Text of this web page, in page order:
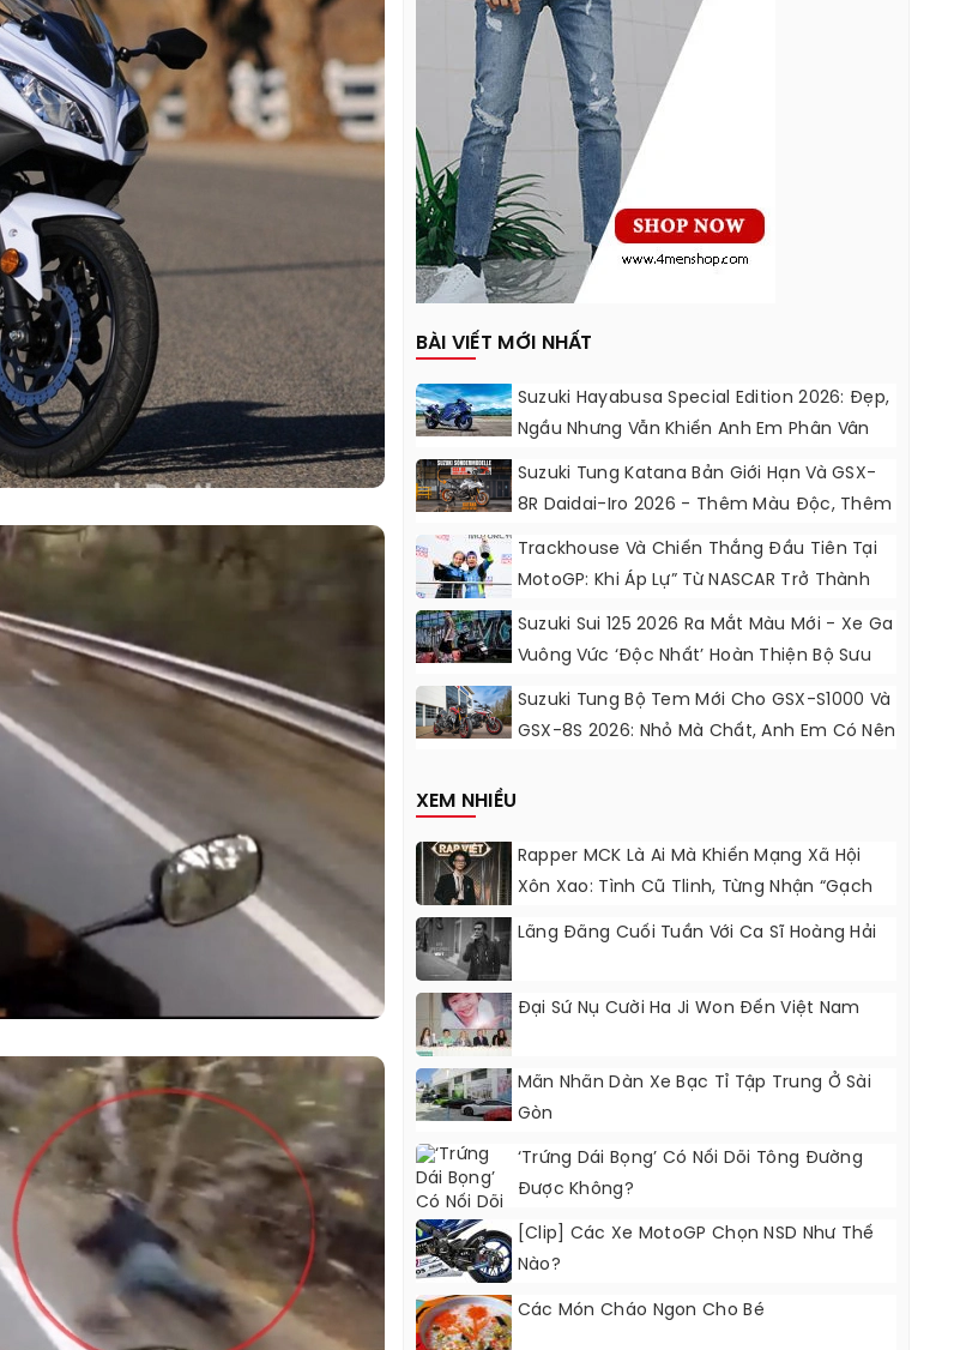
BÀI VIẾT MỚI NHẤT
Suzuki Hayabusa Special Edition 2026: Đẹp,
Ngầu Nhưng Vẫn Khiến Anh Em Phân Vân
Suzuki Tung Katana Bản Giới Hạn Và GSX-
8R Daidai-Iro 2026 - Thêm Màu Độc, Thêm
Đồ Chơi, Thêm Cá Tính
Trackhouse Và Chiến Thắng Đầu Tiên Tại
MotoGP: Khi Áp Lự” Từ NASCAR Trở Thành
Động Lực Ngọt Ngào
Suzuki Sui 125 2026 Ra Mắt Màu Mới - Xe Ga
Vuông Vức ‘độc Nhất’ Hoàn Thiện Bộ Sưu
Tập 7 Sắc Cầu Vồng
Suzuki Tung Bộ Tem Mới Cho GSX-S1000 Và
GSX-8S 2026: Nhỏ Mà Chất, Anh Em Có Nên
XEM NHIỀU
Rapper MCK Là Ai Mà Khiến Mạng Xã Hội
Xôn Xao: Tình Cũ Tlinh, Từng Nhận “gạch
Đá” Vì Tỏ Thái Độ Với Trường Giang
Lãng Đãng Cuối Tuần Với Ca Sĩ Hoàng Hải
Đại Sứ Nụ Cười Ha Ji Won Đến Việt Nam
Mãn Nhãn Dàn Xe Bạc Tỉ Tập Trung Ở Sài
Gòn
‘Trứng Dái Bọng’ Có Nối Dõi Tông Đường
Được Không?
[Clip] Các Xe MotoGP Chọn NSD Như Thế
Nào?
Các Món Cháo Ngon Cho Bé